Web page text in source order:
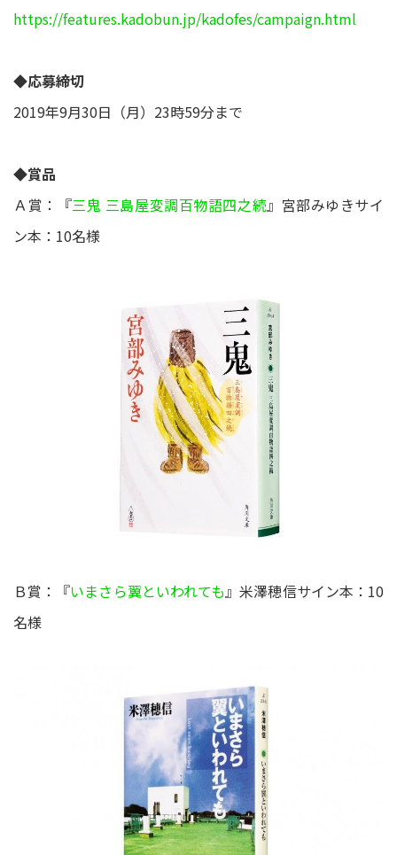
https://features.kadobun.jp/kadofes/campaign.html
◆応募締切
2019年9月30日（月）23時59分まで
◆賞品
Ａ賞：『三鬼 三島屋変調百物語四之続』宮部みゆきサイ
ン本：10名様
Ｂ賞：『いまさら翼といわれても 』米澤穂信サイン本：10
名様